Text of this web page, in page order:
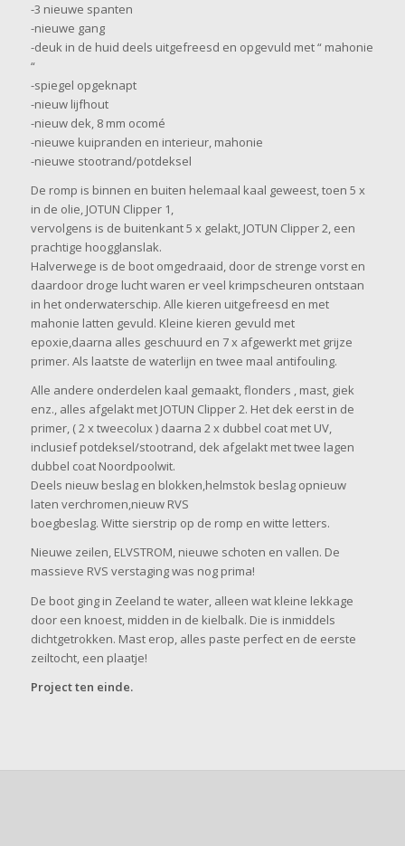
-3 nieuwe spanten
-nieuwe gang
-deuk in de huid deels uitgefreesd en opgevuld met “ mahonie
“
-spiegel opgeknapt
-nieuw lijfhout
-nieuw dek, 8 mm ocomé
-nieuwe kuipranden en interieur, mahonie
-nieuwe stootrand/potdeksel
De romp is binnen en buiten helemaal kaal geweest, toen 5 x
in de olie, JOTUN Clipper 1,
vervolgens is de buitenkant 5 x gelakt, JOTUN Clipper 2, een
prachtige hoogglanslak.
Halverwege is de boot omgedraaid, door de strenge vorst en
daardoor droge lucht waren er veel krimpscheuren ontstaan
in het onderwaterschip. Alle kieren uitgefreesd en met
mahonie latten gevuld. Kleine kieren gevuld met
epoxie,daarna alles geschuurd en 7 x afgewerkt met grijze
primer. Als laatste de waterlijn en twee maal antifouling.
Alle andere onderdelen kaal gemaakt, flonders , mast, giek
enz., alles afgelakt met JOTUN Clipper 2. Het dek eerst in de
primer, ( 2 x tweecolux ) daarna 2 x dubbel coat met UV,
inclusief potdeksel/stootrand, dek afgelakt met twee lagen
dubbel coat Noordpoolwit.
Deels nieuw beslag en blokken,helmstok beslag opnieuw
laten verchromen,nieuw RVS
boegbeslag. Witte sierstrip op de romp en witte letters.
Nieuwe zeilen, ELVSTROM, nieuwe schoten en vallen. De
massieve RVS verstaging was nog prima!
De boot ging in Zeeland te water, alleen wat kleine lekkage
door een knoest, midden in de kielbalk. Die is inmiddels
dichtgetrokken. Mast erop, alles paste perfect en de eerste
zeiltocht, een plaatje!
Project ten einde.